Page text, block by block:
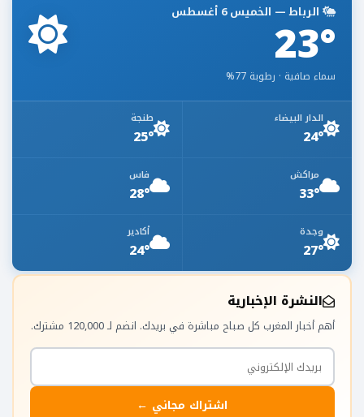
الرباط — الخميس 6 أغسطس
23°
سماء صافية · رطوبة 77%
الدار البيضاء
24°
طنجة
25°
مراكش
33°
فاس
28°
وجدة
27°
أكادير
24°
النشرة الإخبارية
أهم أخبار المغرب كل صباح مباشرة في بريدك. انضم لـ 120,000 مشترك.
اشتراك مجاني ←